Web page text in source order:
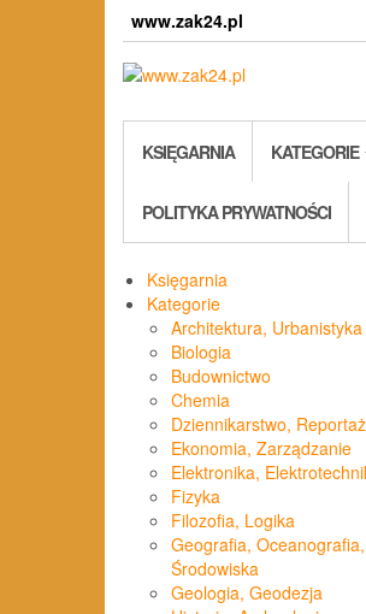
www.zak24.pl
KSIĘGARNIA KATEGORIE
POLITYKA PRYWATNOŚCI
Księgarnia
Kategorie
Architektura, Urbanistyka
Biologia
Budownictwo
Chemia
Dziennikarstwo,
Ekonomia, Zarządzanie
Elektronika,
Fizyka
Filozofia, Logika
Geografia,
Środowiska
Geologia, Geodezja